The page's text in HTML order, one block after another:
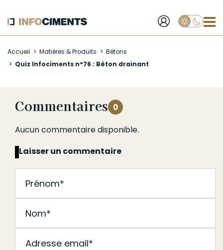
au
contenu
Accueil Matières & Produits
Bétons
Quiz Infociments n°76 : Béton drainant
Commentaires 0
Aucun commentaire disponible.
Laisser un commentaire